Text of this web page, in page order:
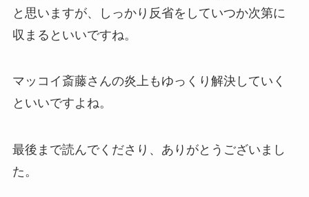
と思いますが、しっかり反省をしていつか次第に
収まるといいですね。
マッコイ斎藤さんの炎上もゆっくり解決していく
といいですよね。
最後まで読んでくださり、ありがとうございまし
た。